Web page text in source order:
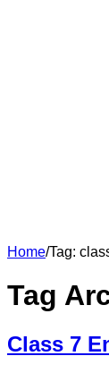
Home/Tag:
Tag
Class 7